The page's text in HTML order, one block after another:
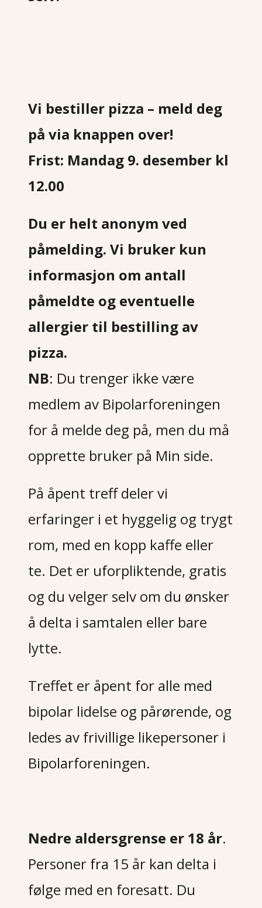
Vi bestiller pizza – meld deg
på via knappen over!
Frist: Mandag 9. desember kl
12.00
Du er helt anonym ved
påmelding. Vi bruker kun
informasjon om antall
påmeldte og eventuelle
allergier til bestilling av
pizza.
NB: Du trenger ikke være
medlem av Bipolarforeningen
for å melde deg på, men du må
opprette bruker på Min side.
På åpent treff deler vi
erfaringer i et hyggelig og trygt
rom, med en kopp kaffe eller
te. Det er uforpliktende, gratis
og du velger selv om du ønsker
å delta i samtalen eller bare
lytte.
Treffet er åpent for alle med
bipolar lidelse og pårørende, og
ledes av frivillige likepersoner i
Bipolarforeningen.
Nedre aldersgrense er 18 år.
Personer fra 15 år kan delta i
følge med en foresatt. Du